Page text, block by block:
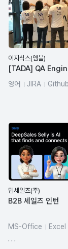
이지식스(엠블)
[TADA] QA
영어 JIRA Github
딥세일즈(주)
B2B 세일즈 인턴
MS-Office
Excel